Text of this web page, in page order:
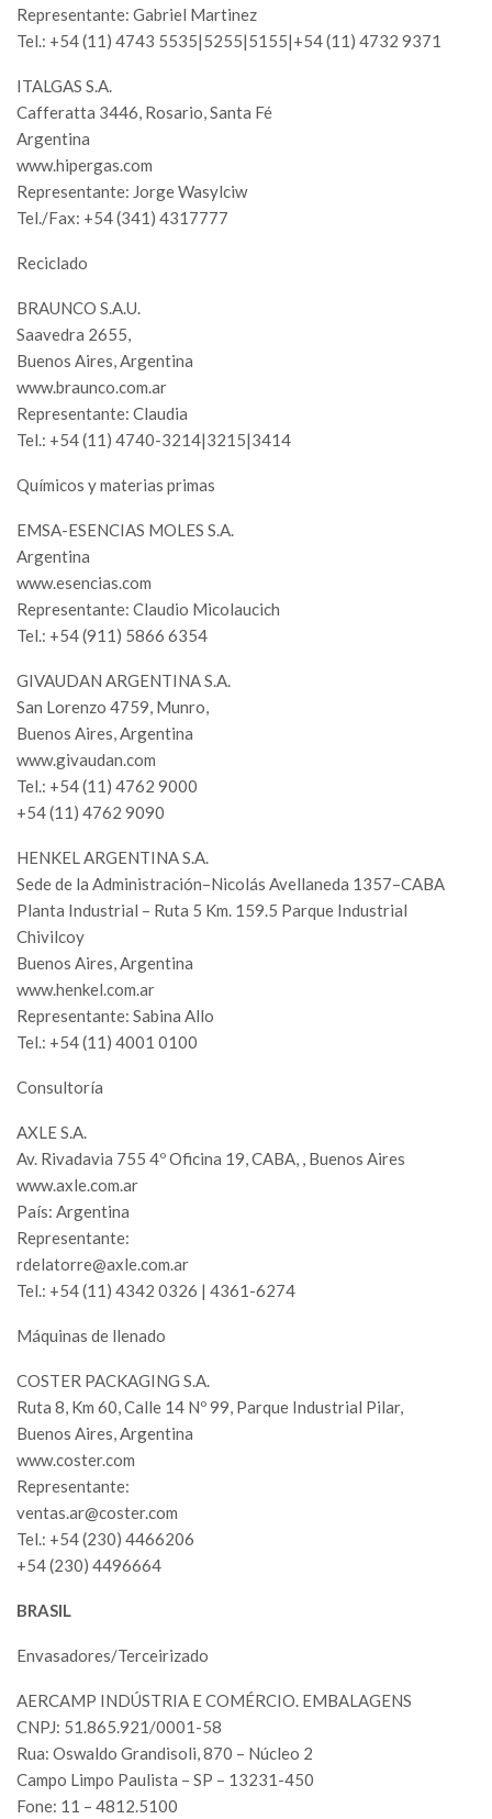
Representante: Gabriel Martinez
Tel.: +54 (11) 4743 5535|5255|5155|+54 (11) 4732 9371
ITALGAS S.A.
Cafferatta 3446, Rosario, Santa Fé
Argentina
www.hipergas.com
Representante: Jorge Wasylciw
Tel./Fax: +54 (341) 4317777
Reciclado
BRAUNCO S.A.U.
Saavedra 2655,
Buenos Aires, Argentina
www.braunco.com.ar
Representante: Claudia
Tel.: +54 (11) 4740-3214|3215|3414
Químicos y materias primas
EMSA-ESENCIAS MOLES S.A.
Argentina
www.esencias.com
Representante: Claudio Micolaucich
Tel.: +54 (911) 5866 6354
GIVAUDAN ARGENTINA S.A.
San Lorenzo 4759, Munro,
Buenos Aires, Argentina
www.givaudan.com
Tel.: +54 (11) 4762 9000
+54 (11) 4762 9090
HENKEL ARGENTINA S.A.
Sede de la Administración–Nicolás Avellaneda 1357–CABA
Planta Industrial – Ruta 5 Km. 159.5 Parque Industrial
Chivilcoy
Buenos Aires, Argentina
www.henkel.com.ar
Representante: Sabina Allo
Tel.: +54 (11) 4001 0100
Consultoría
AXLE S.A.
Av. Rivadavia 755 4º Oficina 19, CABA, , Buenos Aires
www.axle.com.ar
País: Argentina
Representante:
rdelatorre@axle.com.ar
Tel.: +54 (11) 4342 0326 | 4361-6274
Máquinas de llenado
COSTER PACKAGING S.A.
Ruta 8, Km 60, Calle 14 Nº 99, Parque Industrial Pilar,
Buenos Aires, Argentina
www.coster.com
Representante:
ventas.ar@coster.com
Tel.: +54 (230) 4466206
+54 (230) 4496664
BRASIL
Envasadores/Terceirizado
AERCAMP INDÚSTRIA E COMÉRCIO. EMBALAGENS
CNPJ: 51.865.921/0001-58
Rua: Oswaldo Grandisoli, 870 – Núcleo 2
Campo Limpo Paulista – SP – 13231-450
Fone: 11 – 4812.5100